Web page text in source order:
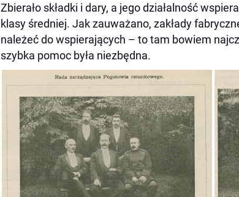
Zbierało składki i dary, a jego działalność
klasy średniej. Jak zauważano, zakłady
należeć do wspierających – to tam bowiem
szybka pomoc była niezbędna.